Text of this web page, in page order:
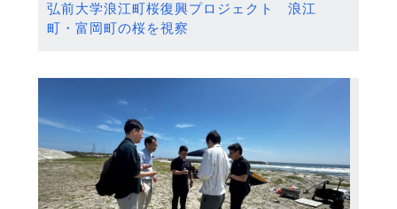
弘前大学浪江町桜復興プロジェクト 浪江
町・富岡町の桜を視察